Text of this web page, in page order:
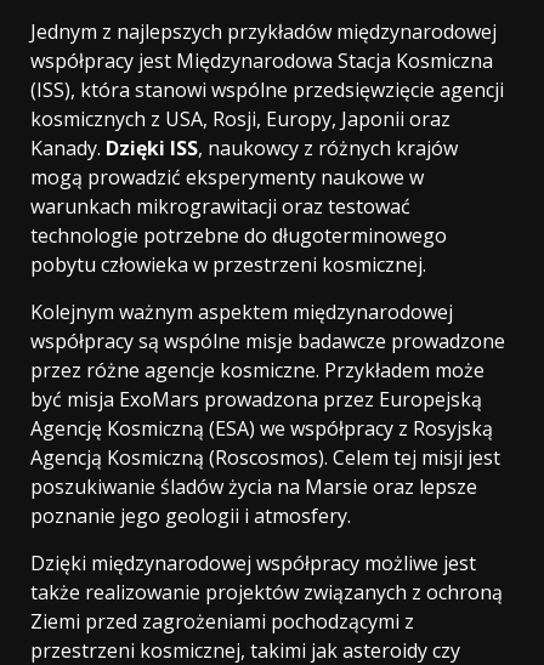
Jednym z najlepszych przykładów międzynarodowej
współpracy jest Międzynarodowa Stacja Kosmiczna
(ISS), która stanowi wspólne przedsięwzięcie agencji
kosmicznych z USA, Rosji, Europy, Japonii oraz
Kanady. Dzięki ISS, naukowcy z różnych krajów
mogą prowadzić eksperymenty naukowe w
warunkach mikrograwitacji oraz testować
technologie potrzebne do długoterminowego
pobytu człowieka w przestrzeni kosmicznej.
Kolejnym ważnym aspektem międzynarodowej
współpracy są wspólne misje badawcze prowadzone
przez różne agencje kosmiczne. Przykładem może
być misja ExoMars prowadzona przez Europejską
Agencję Kosmiczną (ESA) we współpracy z Rosyjską
Agencją Kosmiczną (Roscosmos). Celem tej misji jest
poszukiwanie śladów życia na Marsie oraz lepsze
poznanie jego geologii i atmosfery.
Dzięki międzynarodowej współpracy możliwe jest
także realizowanie projektów związanych z ochroną
Ziemi przed zagrożeniami pochodzącymi z
przestrzeni kosmicznej, takimi jak asteroidy czy